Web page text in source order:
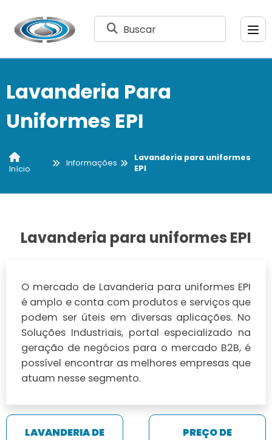
Buscar
Lavanderia Para
Uniformes EPI
Início
Informações
Lavanderia para uniformes
EPI
Lavanderia para uniformes EPI
O mercado de Lavanderia para uniformes EPI
é amplo e conta com produtos e serviços que
podem ser úteis em diversas aplicações. No
Soluções Industriais, portal especializado na
geração de negócios para o mercado B2B, é
possível encontrar as melhores empresas que
atuam nesse segmento.
LAVANDERIA DE
PREÇO DE